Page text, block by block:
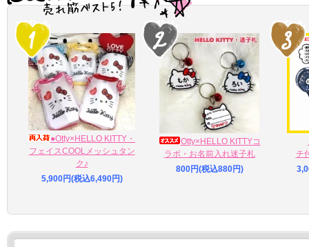
スタート♪
25/12/11
【CanNanaコラボ】HELLO KITTY・いちご柄カフェマット発
売スタート♪
24/07/20
新作『サンリオキャラクターズコラボ(５キャラ) ・ COOLメッ
シュタンク』発売スタート♪
24/07/20
新作『サンリオキャラクターズコラボ(５キャラ) ・フリル付き
COOLメッシュワンピ』発売スタート♪
23/12/25
23/12/25
新作『キティちゃんコラボ・リラックスタイム-総柄ヒートワン
●Otty×HELLO KITTY・
フェイスCOOLメッシュタン
ク♪
5,900円(税込6,490円)
Otty×HELLO KITTYコ
ラボ・お名前入れ迷子札
800円(税込880円)
チ